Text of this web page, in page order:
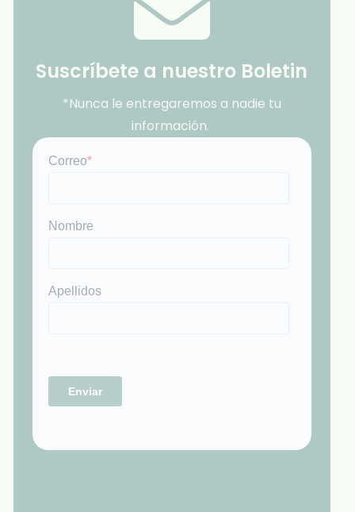
Suscríbete a nuestro Boletin
*Nunca le entregaremos a nadie tu
información.